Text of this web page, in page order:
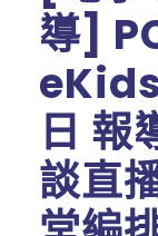
導]
日 報
談直